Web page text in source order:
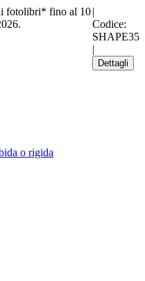
fotolibri* fino al 10 |
Codice:
SHAPE35
|
Dettagli
o rigida